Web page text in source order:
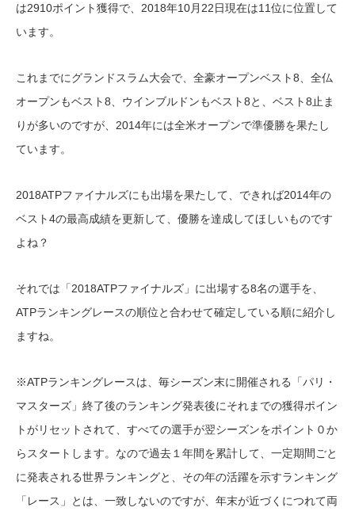
は2910ポイント獲得で、2018年10月22日現在は11位に位置して
います。
これまでにグランドスラム大会で、全豪オープンベスト8、全仏
オープンもベスト8、ウインブルドンもベスト8と、ベスト8止ま
りが多いのですが、2014年には全米オープンで準優勝を果たし
ています。
2018ATPファイナルズにも出場を果たして、できれば2014年の
ベスト4の最高成績を更新して、優勝を達成してほしいものです
よね？
それでは「2018ATPファイナルズ」に出場する8名の選手を、
ATPランキングレースの順位と合わせて確定している順に紹介し
ますね。
※ATPランキングレースは、毎シーズン末に開催される「パリ・
マスターズ」終了後のランキング発表後にそれまでの獲得ポイン
トがリセットされて、すべての選手が翌シーズンをポイント０か
らスタートします。なので過去１年間を累計して、一定期間ごと
に発表される世界ランキングと、その年の活躍を示すランキング
「レース」とは、一致しないのですが、年末が近づくにつれて両